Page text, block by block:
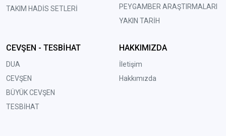
TAKIM HADİS SETLERİ
PEYGAMBER ARAŞTIRMALARI
YAKIN TARİH
CEVŞEN - TESBİHAT
DUA
CEVŞEN
BÜYÜK CEVŞEN
TESBİHAT
HAKKIMIZDA
İletişim
Hakkımızda